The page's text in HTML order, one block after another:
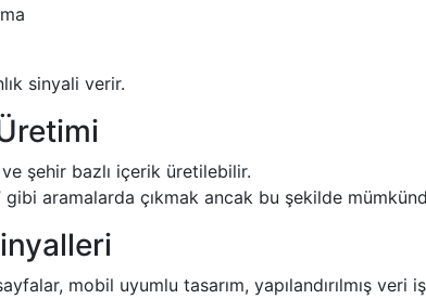
sinyali verir.
şehir bazlı içerik üretilebilir.
aramalarda çıkmak ancak bu şekilde
mobil uyumlu tasarım, yapılandırılmış veri